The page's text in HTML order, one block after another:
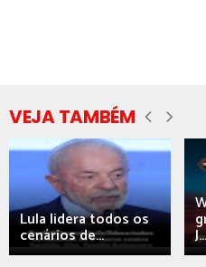
VEJA TAMBÉM
Lula lidera todos os
cenários de...